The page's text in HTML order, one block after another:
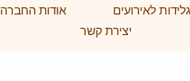
גלידות לאירועים אודות החברה
יצירת קשר